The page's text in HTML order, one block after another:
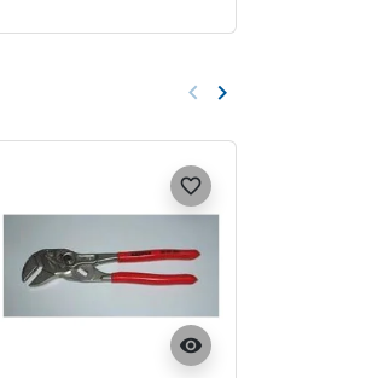
Zurück
keyboard_arrow_left Weiter
keyboard_arrow_right
visibility
favorite_border